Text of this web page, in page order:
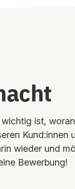
ist,
Kund:innen
wieder und
Bewerbung!